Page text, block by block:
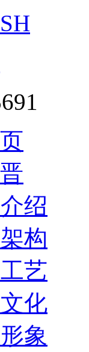
绍
构
艺
化
象